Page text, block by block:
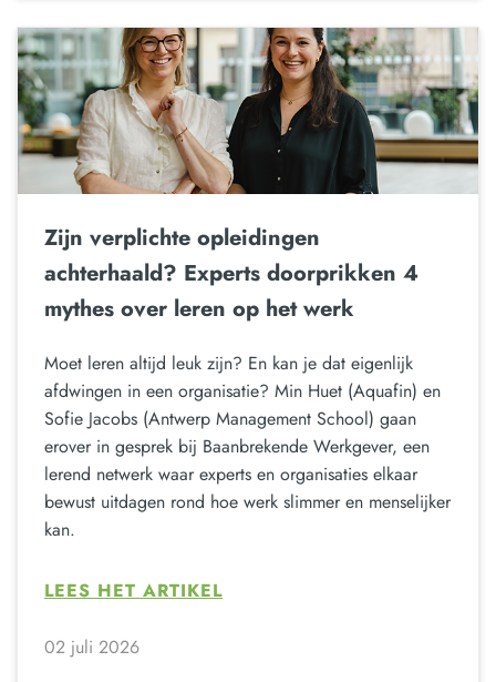
Zijn verplichte opleidingen
achterhaald? Experts doorprikken 4
mythes over leren op het werk
Moet leren altijd leuk zijn? En kan je dat eigenlijk
afdwingen in een organisatie? Min Huet (Aquafin) en
Sofie Jacobs (Antwerp Management School) gaan
erover in gesprek bij Baanbrekende Werkgever, een
lerend netwerk waar experts en organisaties elkaar
bewust uitdagen rond hoe werk slimmer en menselijker
kan.
LEES HET ARTIKEL
02 juli 2026